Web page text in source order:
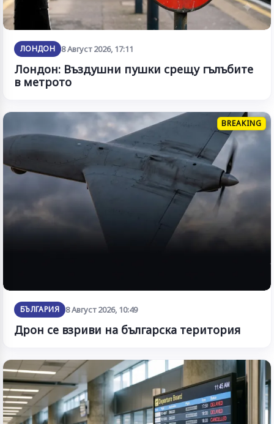
ЛОНДОН 8 Август 2026, 17:11
Лондон: Въздушни пушки срещу гълъбите
в метрото
BREAKING
БЪЛГАРИЯ 8 Август 2026, 10:49
Дрон се взриви на българска територия